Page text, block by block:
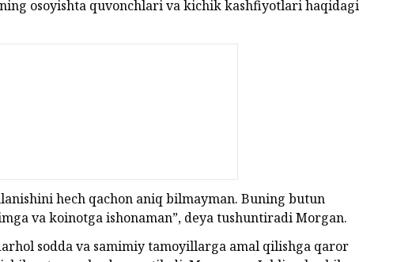
osoyishta quvonchlari va kichik kashfiyotlari haqidagi
hech qachon aniq bilmayman. Buning butun
va koinotga ishonaman”, deya tushuntiradi Morgan.
sodda va samimiy tamoyillarga amal qilishga qaror